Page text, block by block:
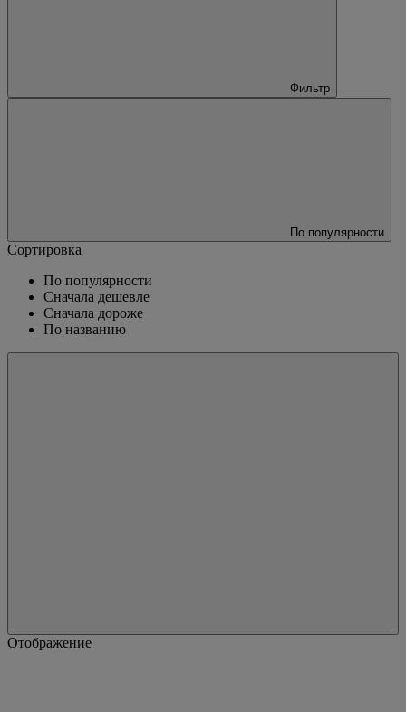
Фильтр
По популярности
Сортировка
По популярности
Сначала дешевле
Сначала дороже
По названию
Отображение